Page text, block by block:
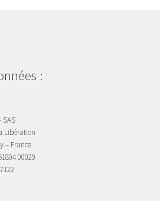
:
SAS
Libération
– France
00029